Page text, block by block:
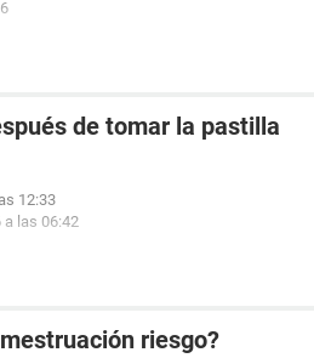
de tomar la pastilla
12:33
a las 06:42
riesgo?